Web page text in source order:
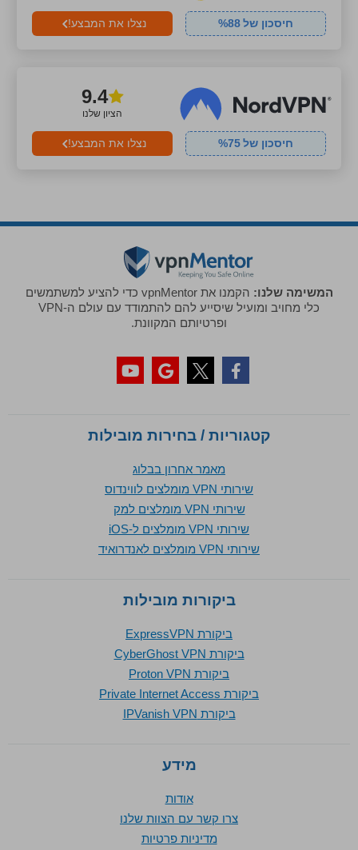
חיסכון של88
% נצלו את המבצע!
הציון שלנו
9.4
חיסכון של75
% נצלו את המבצע!
המשימה שלנו:
הקמנו את vpnMentor כדי להציע למשתמשים
כלי מחויב ומועיל שיסייע להם להתמודד עם עולם ה-VPN
ופרטיותם המקוונת.
קטגוריות / בחירות מובילות
מאמר אחרון בבלוג
שירותי VPN מומלצים לווינדוס
שירותי VPN מומלצים למק
שירותי VPN מומלצים ל-iOS
שירותי VPN מומלצים לאנדרואיד
ביקורות מובילות
ביקורת ExpressVPN
ביקורת CyberGhost VPN
ביקורת Proton VPN
ביקורת Private Internet Access
ביקורת IPVanish VPN
מידע
אודות
צרו קשר עם הצוות שלנו
מדיניות פרטיות